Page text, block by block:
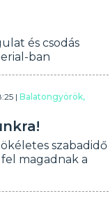
és csodás
ban
|Balatongyörök,
szabadidő
magadnak a